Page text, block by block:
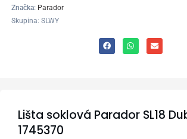
Značka: Parador
Skupina: SLWY
Lišta soklová Parador SL18
1745370